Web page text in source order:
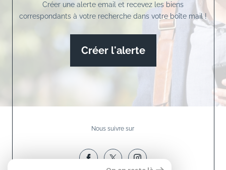
Créer une alerte email et recevez les biens
correspondants à votre recherche dans votre boîte mail !
Créer l'alerte
Nous suivre sur